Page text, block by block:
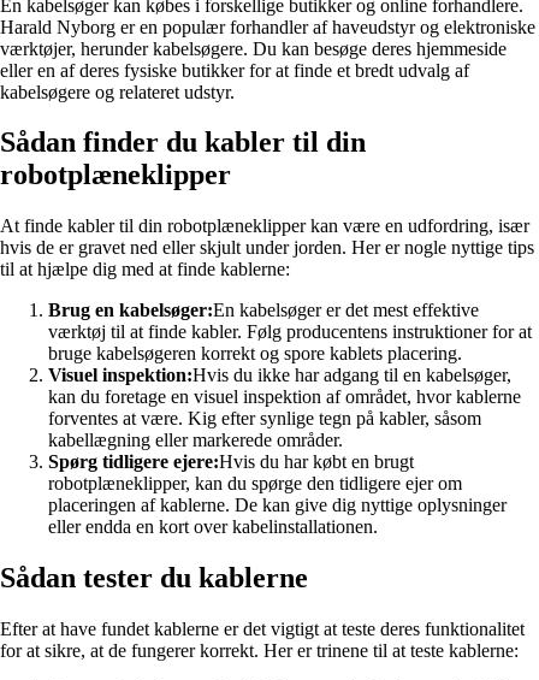
En kabelsøger kan købes i forskellige butikker og online forhandlere.
Harald Nyborg er en populær forhandler af haveudstyr og elektroniske
værktøjer, herunder kabelsøgere. Du kan besøge deres hjemmeside
eller en af deres fysiske butikker for at finde et bredt udvalg af
kabelsøgere og relateret udstyr.
Sådan finder du kabler til din
robotplæneklipper
At finde kabler til din robotplæneklipper kan være en udfordring, især
hvis de er gravet ned eller skjult under jorden. Her er nogle nyttige tips
til at hjælpe dig med at finde kablerne:
Brug en kabelsøger:En kabelsøger er det mest effektive
værktøj til at finde kabler. Følg producentens instruktioner for at
bruge kabelsøgeren korrekt og spore kablets placering.
Visuel inspektion:Hvis du ikke har adgang til en kabelsøger,
kan du foretage en visuel inspektion af området, hvor kablerne
forventes at være. Kig efter synlige tegn på kabler, såsom
kabellægning eller markerede områder.
Spørg tidligere ejere:Hvis du har købt en brugt
robotplæneklipper, kan du spørge den tidligere ejer om
placeringen af kablerne. De kan give dig nyttige oplysninger
eller endda en kort over kabelinstallationen.
Sådan tester du kablerne
Efter at have fundet kablerne er det vigtigt at teste deres funktionalitet
for at sikre, at de fungerer korrekt. Her er trinene til at teste kablerne: